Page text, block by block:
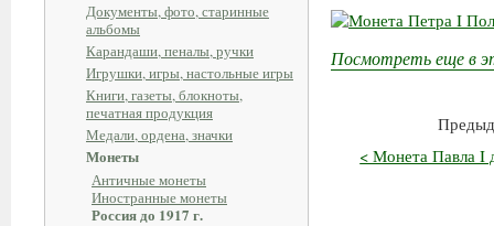
Документы, фото, старинные
альбомы
Карандаши, пеналы, ручки
Игрушки, игры, настольные игры
Книги, газеты, блокноты,
печатная продукция
Медали, ордена, значки
Монеты
Античные монеты
Иностранные монеты
Россия до 1917 г.
Посмотреть еще в
< Монета Павла I